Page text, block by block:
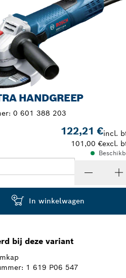
HANDGREEP
0 601 388 203
122,21 €incl.
101,00 €excl.
In winkelwagen
bij deze variant
1 619 P06 547